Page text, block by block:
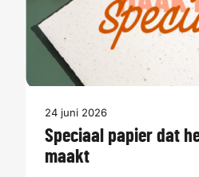
24 juni 2026
Speciaal papier dat
maakt